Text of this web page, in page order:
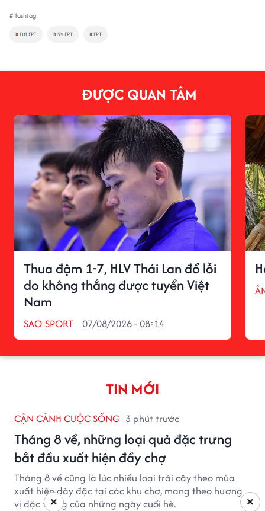
#Hashtag
#ĐH FPT #SV FPT # FPT
ĐƯỢC QUAN TÂM
Thua đậm 1-7, HLV Thái Lan đổ lỗi
do không thắng được tuyển Việt
Nam
SAO SPORT 07/08/2026 - 08:14
TIN MỚI
CẬN CẢNH CUỘC SỐNG 3 phút trước
Tháng 8 về, những loại quả đặc trưng
bắt đầu xuất hiện đầy chợ
Tháng 8 về cũng là lúc nhiều loại trái cây theo mùa
xuất hiện dày đặc tại các khu chợ, mang theo hương
vị đặc trưng của những ngày cuối hè.
×
×